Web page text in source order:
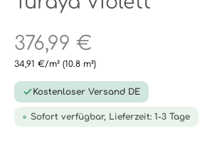
376,99 €
34,91 €/m² (10.8 m²)
Kostenloser Versand DE
Sofort verfügbar, Lieferzeit: 1-3 Tage